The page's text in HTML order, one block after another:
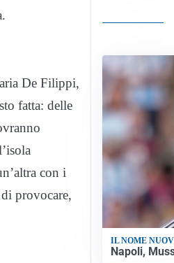
De Filippi,
fatta: delle
con i
provocare,
IL NOME
Napoli,